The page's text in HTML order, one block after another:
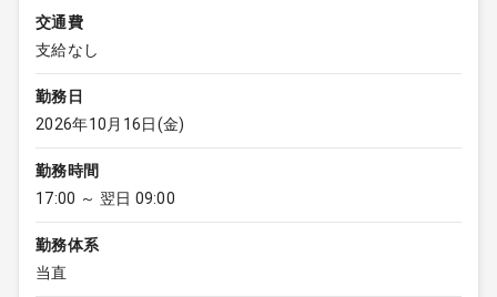
交通費
支給なし
勤務日
2026年10月16日(金)
勤務時間
17:00 ～ 翌日 09:00
勤務体系
当直